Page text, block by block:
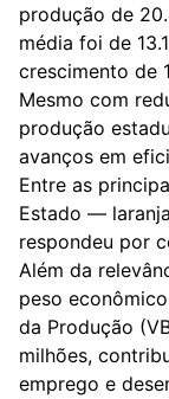
produção de
média foi de
crescimento de
Mesmo com
produção
avanços em
Entre as
Estado —
respondeu por
Além da
peso
da Produção
milhões,
emprego e